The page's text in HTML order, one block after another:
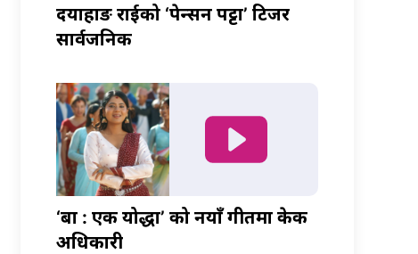
दयाहाङ राईको ‘पेन्सन पट्टा’ टिजर
सार्वजनिक
‘बा : एक योद्धा’ को नयाँ गीतमा केकी
अधिकारी